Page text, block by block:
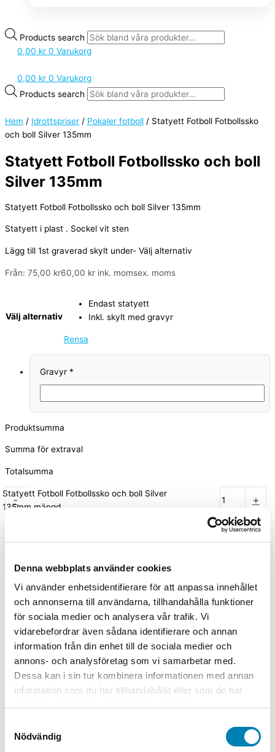
Denna webbplats använder cookies
Vi använder enhetsidentifierare för att anpassa innehållet
och annonserna till användarna, tillhandahålla funktioner
för sociala medier och analysera vår trafik. Vi
vidarebefordrar även sådana identifierare och annan
information från din enhet till de sociala medier och
annons- och analysföretag som vi samarbetar med.
Dessa kan i sin tur kombinera informationen med annan
information som du har tillhandahållit eller som de har
Nödvändig
Products search
0,00 kr 0 Varukorg
0,00 kr 0 Varukorg
Products search
Hem / Idrottspriser / Pokaler fotboll / Statyett Fotboll Fotbollssko
och boll Silver 135mm
Statyett Fotboll Fotbollssko och boll
Silver 135mm
Statyett Fotboll Fotbollssko och boll Silver 135mm
Statyett i plast . Sockel vit sten
Lägg till 1st graverad skylt under- Välj alternativ
Från: 75,00 kr60,00 kr ink. momsex. moms
Välj alternativ
Endast statyett
Inkl. skylt med gravyr
Rensa
Gravyr *
Produktsumma
Summa för extraval
Totalsumma
-
Statyett Fotboll Fotbollssko och boll Silver
135mm mängd
+
Artikelnummer837-9081/SKategorier Fotbollspriser,Pokaler
Relaterade produkter
Jakt / Fiske
Statyett Fisk 255mm
alternativ
Den här produkten har flera varianter. De